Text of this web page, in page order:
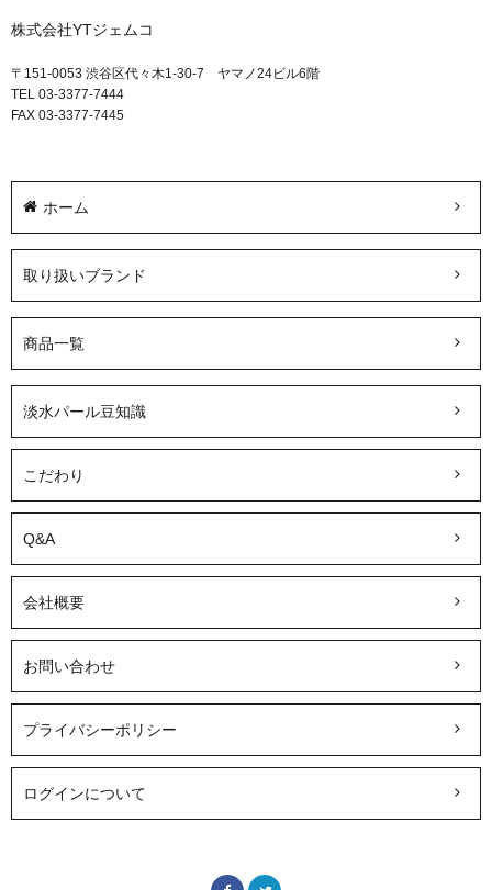
株式会社YTジェムコ
〒151-0053 渋谷区代々木1-30-7 ヤマノ24ビル6階
TEL 03-3377-7444
FAX 03-3377-7445
ホーム
取り扱いブランド
商品一覧
淡水パール豆知識
こだわり
Q&A
会社概要
お問い合わせ
プライバシーポリシー
ログインについて